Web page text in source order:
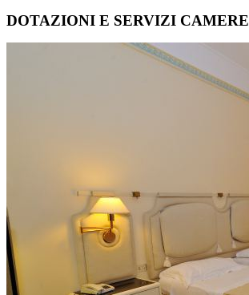
DOTAZIONI E SERVIZI CAMERE